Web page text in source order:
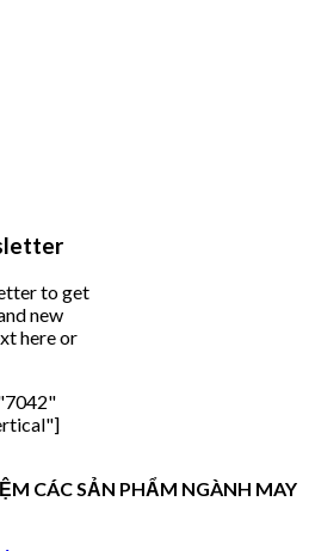
to get
new
here or
CÁC SẢN PHẨM NGÀNH MAY